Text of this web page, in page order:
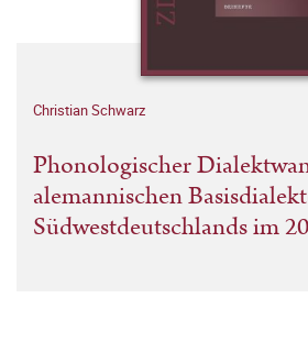
Christian Schwarz
Phonologischer
alemannischen
Südwestdeutschlands im